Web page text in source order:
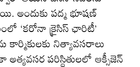
అందుకు పద్మ భూషణ్
‘కరోనా క్రైసిస్ ఛారిటీ’
కార్మికులకు నిత్యావసరాలు
పరిస్థితులలో ఆక్సీజెన్